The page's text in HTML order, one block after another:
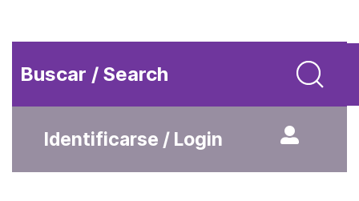
Buscar / Search
Identificarse / Login